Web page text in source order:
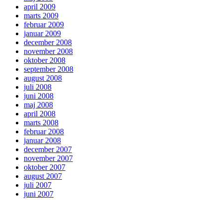
april 2009
marts 2009
februar 2009
januar 2009
december 2008
november 2008
oktober 2008
september 2008
august 2008
juli 2008
juni 2008
maj 2008
april 2008
marts 2008
februar 2008
januar 2008
december 2007
november 2007
oktober 2007
august 2007
juli 2007
juni 2007